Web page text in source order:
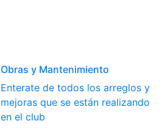
Obras y Mantenimiento
Enterate de todos los arreglos y
mejoras que se están realizando
en el club